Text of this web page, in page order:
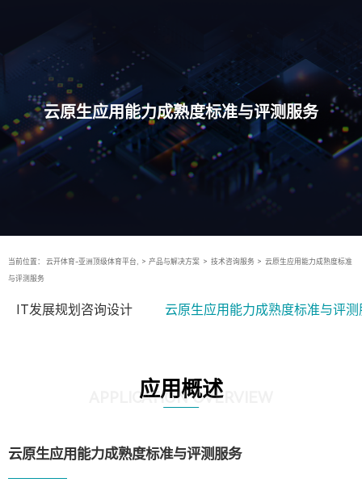
云原生应用能力成熟度标准与评测服务
当前位置： 云开体育-亚洲顶级体育平台, > 产品与解决方案 > 技术咨询服务 > 云原生应用能力成熟度标准
与评测服务
IT发展规划咨询设计 云原生应用能力成熟度标准与评测
应用概述
APPLICATION OVERVIEW
云原生应用能力成熟度标准与评测服务